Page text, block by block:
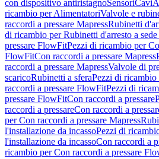
con dispositivo antiristagnoSensoriCavi
ricambio per AlimentatoriValvole e
raccordi a pressare MapressRubinetti
di ricambio per Rubinetti d'arresto a
pressare FlowFitPezzi di ricambio per
FlowFitCon raccordi a pressare Mapress
raccordi a pressare MapressValvole di
scaricoRubinetti a sferaPezzi di ricambio
raccordi a pressare FlowFitPezzi di
pressare FlowFitCon raccordi a pressare
raccordi a pressareCon raccordi a
per Con raccordi a pressare Mapress
l'installazione da incassoPezzi di
l'installazione da incassoCon raccordi a
ricambio per Con raccordi a pressare